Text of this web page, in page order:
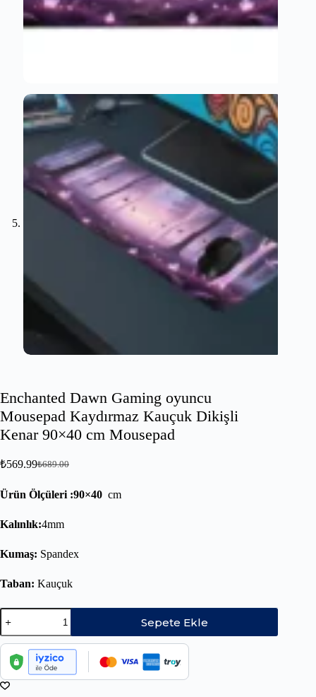
Enchanted Dawn Gaming oyuncu
Mousepad Kaydırmaz Kauçuk Dikişli
Kenar 90×40 cm Mousepad
₺689.00
₺569.99
Ürün Ölçüleri :90×40 cm
Kalınlık:4mm
Kumaş: Spandex
Taban: Kauçuk
Sepete Ekle